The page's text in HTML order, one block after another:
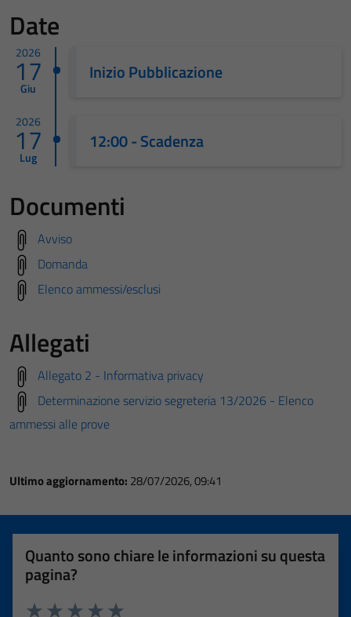
Date
2026
17
Giu
Inizio Pubblicazione
2026
17
Lug
12:00 - Scadenza
Documenti
Avviso
Domanda
Elenco ammessi/esclusi
Allegati
Allegato 2 - Informativa privacy
Determinazione servizio segreteria 13/2026 - Elenco
ammessi alle prove
Ultimo aggiornamento: 28/07/2026, 09:41
Quanto sono chiare le informazioni su questa
pagina?